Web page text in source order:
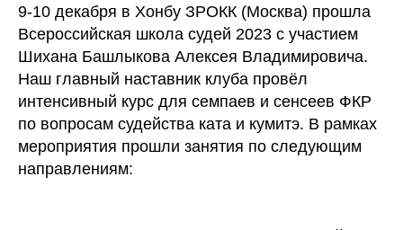
9-10 декабря в Хонбу ЗРОКК (Москва) прошла
Всероссийская школа судей 2023 с участием
Шихана Башлыкова Алексея Владимировича.
Наш главный наставник клуба провёл
интенсивный курс для семпаев и сенсеев ФКР
по вопросам судейства ката и кумитэ. В рамках
мероприятия прошли занятия по следующим
направлениям: